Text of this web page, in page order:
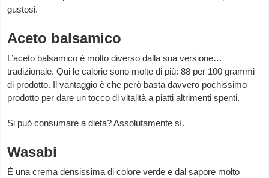
gustosi.
Aceto balsamico
L’aceto balsamico è molto diverso dalla sua versione…
tradizionale. Qui le calorie sono molte di più: 88 per 100 grammi
di prodotto. Il vantaggio è che però basta davvero pochissimo
prodotto per dare un tocco di vitalità a piatti altrimenti spenti.
Si può consumare a dieta? Assolutamente sì.
Wasabi
È una crema densissima di colore verde e dal sapore molto